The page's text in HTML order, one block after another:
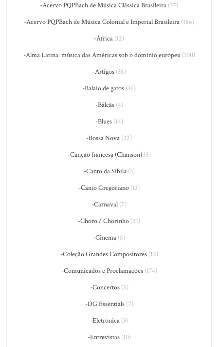
-Acervo PQPBach de Música Clássica Brasileira (37)
-Acervo PQPBach de Música Colonial e Imperial Brasileira (186)
-África (12)
-Alma Latina: música das Américas sob o domínio europeu(100)
-Artigos(35)
-Balaio de gatos (36)
-Bálcãs(4)
-Blues(14)
-Bossa Nova (22)
-Canção francesa (Chanson)(5)
-Canto da Sibila(3)
-Canto Gregoriano (13)
-Carnaval (7)
-Choro / Chorinho (21)
-Cinema (5)
-Coleção Grandes Compositores(12)
-Comunicados e Proclamações(174)
-Concertos(5)
-DG Essentials(7)
-Eletrônica (3)
-Entrevistas(10)